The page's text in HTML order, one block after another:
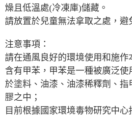
燥且低溫處(冷凍庫)儲藏。
請放置於兒童無法拿取之處，避
注意事項：
請在通風良好的環境使用和施作
含有甲苯，甲苯是一種被廣泛使
於塗料、油漆、油漆稀釋劑、
膠之中；
目前根據國家環境毒物研究中